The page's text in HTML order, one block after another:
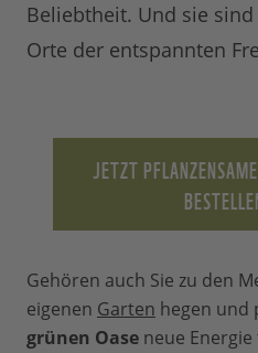
Beliebtheit. Und sie
Orte der entspannten
JETZT
Gehören auch Sie zu den
eigenen Garten hegen und
grünen Oase neue